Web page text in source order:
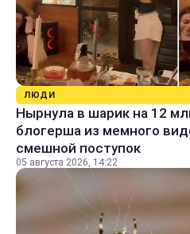
ЛЮДИ
Нырнула в шарик на 12
блогерша из мемного
смешной поступок
05 августа 2026, 14:22